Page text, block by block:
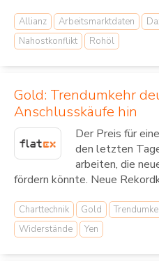
Allianz Arbeitsmarktdaten
Nahostkonflikt
Rohöl
Gold: Trendumkehr
Anschlusskäufe hin
Der Preis für
den letzten
arbeiten, die
fördern könnte. Neue
Charttechnik Gold
Widerstände
Yen